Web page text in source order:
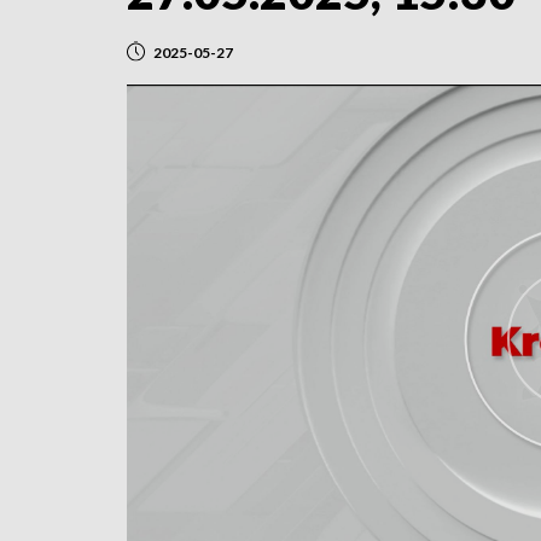
2025-05-27